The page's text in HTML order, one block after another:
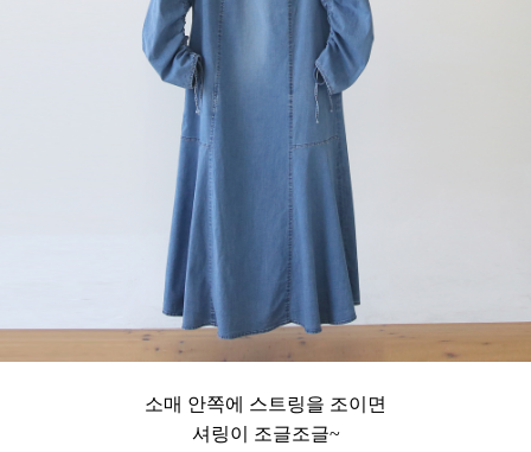
소매 안쪽에 스트링을 조이면
셔링이 조글조글~